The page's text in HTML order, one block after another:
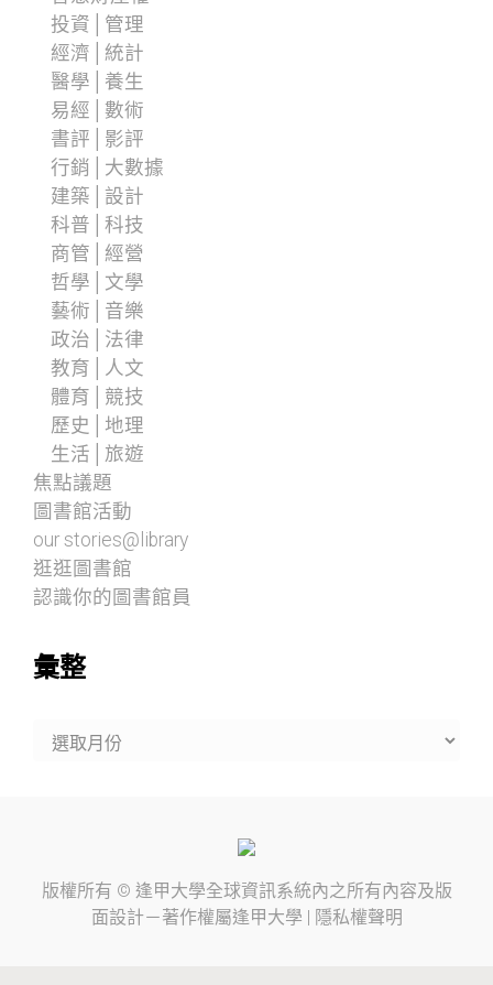
投資│管理
經濟│統計
醫學│養生
易經│數術
書評│影評
行銷│大數據
建築│設計
科普│科技
商管│經營
哲學│文學
藝術│音樂
政治│法律
教育│人文
體育│競技
歷史│地理
生活│旅遊
焦點議題
圖書館活動
our stories@library
逛逛圖書館
認識你的圖書館員
彙整
版權所有 © 逢甲大學全球資訊系統內之所有內容及版
面設計－著作權屬逢甲大學 | 隱私權聲明